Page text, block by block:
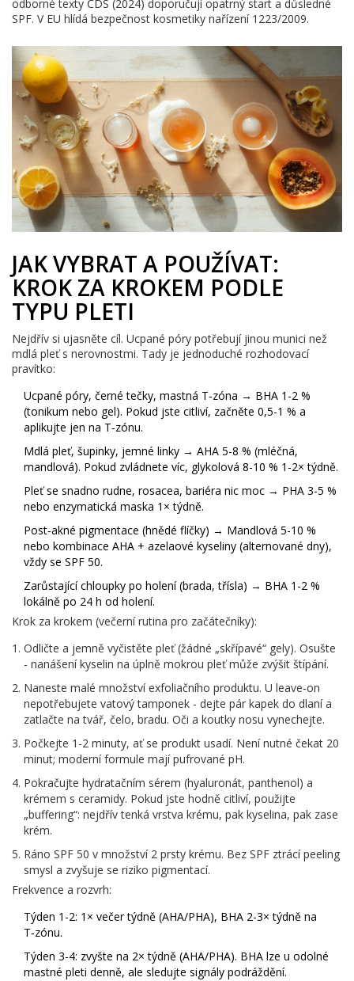
odborné texty ČDS (2024) doporučují opatrný start a důsledné
SPF. V EU hlídá bezpečnost kosmetiky nařízení 1223/2009.
JAK VYBRAT A POUŽÍVAT:
KROK ZA KROKEM PODLE
TYPU PLETI
Nejdřív si ujasněte cíl. Ucpané póry potřebují jinou munici než
mdlá pleť s nerovnostmi. Tady je jednoduché rozhodovací
pravítko:
Ucpané póry, černé tečky, mastná T‑zóna → BHA 1-2 %
(tonikum nebo gel). Pokud jste citliví, začněte 0,5-1 % a
aplikujte jen na T‑zónu.
Mdlá pleť, šupinky, jemné linky → AHA 5-8 % (mléčná,
mandlová). Pokud zvládnete víc, glykolová 8-10 % 1-2× týdně.
Pleť se snadno rudne, rosacea, bariéra nic moc → PHA 3-5 %
nebo enzymatická maska 1× týdně.
Post‑akné pigmentace (hnědé flíčky) → Mandlová 5-10 %
nebo kombinace AHA + azelaové kyseliny (alternované dny),
vždy se SPF 50.
Zarůstající chloupky po holení (brada, třísla) → BHA 1-2 %
lokálně po 24 h od holení.
Krok za krokem (večerní rutina pro začátečníky):
Odličte a jemně vyčistěte pleť (žádné „skřípavé“ gely). Osušte
- nanášení kyselin na úplně mokrou pleť může zvýšit štípání.
Naneste malé množství exfoliačního produktu. U leave‑on
nepotřebujete vatový tamponek - dejte pár kapek do dlaní a
zatlačte na tvář, čelo, bradu. Oči a koutky nosu vynechejte.
Počkejte 1-2 minuty, ať se produkt usadí. Není nutné čekat 20
minut; moderní formule mají pufrované pH.
Pokračujte hydratačním sérem (hyaluronát, panthenol) a
krémem s ceramidy. Pokud jste hodně citliví, použijte
„buffering“: nejdřív tenká vrstva krému, pak kyselina, pak zase
krém.
Ráno SPF 50 v množství 2 prsty krému. Bez SPF ztrácí peeling
smysl a zvyšuje se riziko pigmentací.
Frekvence a rozvrh:
Týden 1-2: 1× večer týdně (AHA/PHA), BHA 2-3× týdně na
T‑zónu.
Týden 3-4: zvyšte na 2× týdně (AHA/PHA). BHA lze u odolné
mastné pleti denně, ale sledujte signály podráždění.